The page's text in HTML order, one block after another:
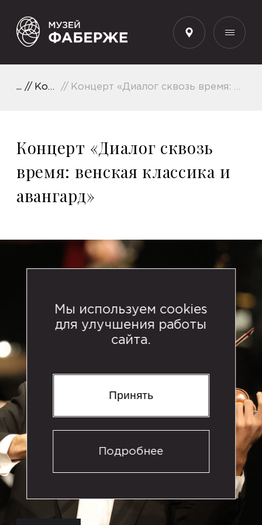
RU
Концерты Концерт «Диалог сквозь время: венская классика и авангард»
Концерт «Диалог сквозь
время: венская классика и
авангард»
Мы используем cookies
для улучшения работы
сайта.
Принять
Подробнее